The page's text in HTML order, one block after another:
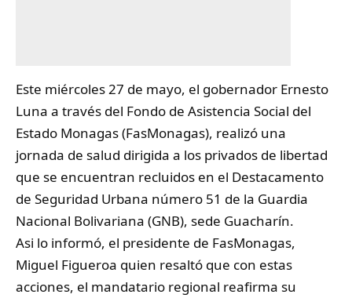
Este miércoles 27 de mayo, el gobernador Ernesto
Luna a través del Fondo de Asistencia Social del
Estado Monagas (FasMonagas), realizó una
jornada de salud dirigida a los privados de libertad
que se encuentran recluidos en el Destacamento
de Seguridad Urbana número 51 de la Guardia
Nacional Bolivariana (GNB), sede Guacharín.
‎Asi lo informó, el presidente de FasMonagas,
Miguel Figueroa quien resaltó que con estas
acciones, el mandatario regional reafirma su